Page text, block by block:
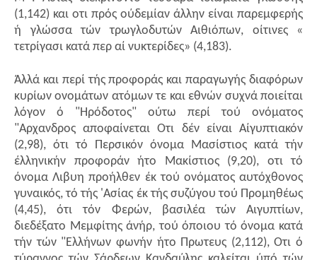
(1,142) και οτι πρός ούδεμίαν άλλην είναι παρεμφερής
ή γλώσσα τών τρωγλοδυτών Αιθιόπων, οίτινες «
τετρίγασι κατά περ αί νυκτερίδες» (4,183).
Άλλά και περί τής προφοράς και παραγωγής διαφόρων
κυρίων ονομάτων ατόμων τε και εθνών συχνά ποιείται
λόγον ό "Ηρόδοτος" ούτω περί τού ονόματος
"Αρχανδρος αποφαίνεται Οτι δέν είναι Αίγυπτιακόν
(2,98), ότι τό Περσικόν όνομα Μασίστιος κατά τήν
έλληνικήν προφοράν ήτο Μακίστιος (9,20), οτι τό
όνομα Λιβυη προήλθεν έκ τού ονόματος αυτόχθονος
γυναικός, τό τής 'Ασίας έκ τής συζύγου τού Προμηθέως
(4,45), ότι τόν Φερών, βασιλέα τών Αιγυπτίων,
διεδέξατο Μεμφίτης άνήρ, τού όποιου τό όνομα κατά
τήν τών "Ελλήνων φωνήν ήτο Πρωτευς (2,112), Οτι ό